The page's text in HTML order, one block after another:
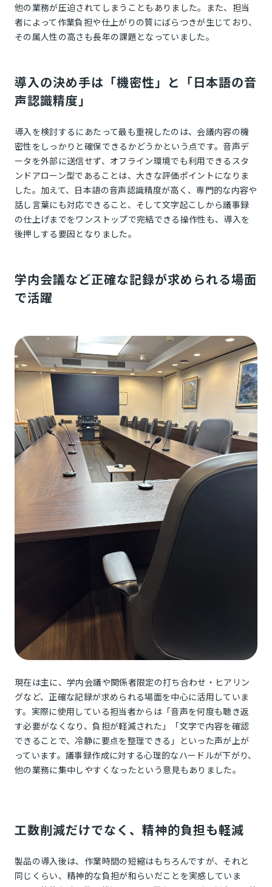
他の業務が圧迫されてしまうこともありました。また、担当
者によって作業負担や仕上がりの質にばらつきが生じており、
その属人性の高さも長年の課題となっていました。
導入の決め手は「機密性」と「日本語の音
声認識精度」
導入を検討するにあたって最も重視したのは、会議内容の機
密性をしっかりと確保できるかどうかという点です。音声デ
ータを外部に送信せず、オフライン環境でも利用できるスタ
ンドアローン型であることは、大きな評価ポイントになりま
した。加えて、日本語の音声認識精度が高く、専門的な内容や
話し言葉にも対応できること、そして文字起こしから議事録
の仕上げまでをワンストップで完結できる操作性も、導入を
後押しする要因となりました。
学内会議など正確な記録が求められる場面
で活躍
現在は主に、学内会議や関係者限定の打ち合わせ・ヒアリン
グなど、正確な記録が求められる場面を中心に活用していま
す。実際に使用している担当者からは「音声を何度も聴き返
す必要がなくなり、負担が軽減された」「文字で内容を確認
できることで、冷静に要点を整理できる」といった声が上が
っています。議事録作成に対する心理的なハードルが下がり、
他の業務に集中しやすくなったという意見もありました。
工数削減だけでなく、精神的負担も軽減
製品の導入後は、作業時間の短縮はもちろんですが、それと
同じくらい、精神的な負担が和らいだことを実感していま